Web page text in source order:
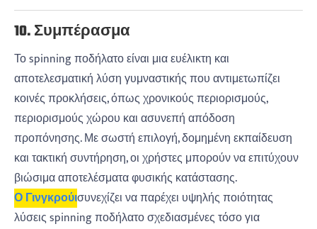
10. Συμπέρασμα
Το spinning ποδήλατο είναι μια ευέλικτη και
αποτελεσματική λύση γυμναστικής που αντιμετωπίζει
κοινές προκλήσεις, όπως χρονικούς περιορισμούς,
περιορισμούς χώρου και ασυνεπή απόδοση
προπόνησης. Με σωστή επιλογή, δομημένη εκπαίδευση
και τακτική συντήρηση, οι χρήστες μπορούν να επιτύχουν
βιώσιμα αποτελέσματα φυσικής κατάστασης.
Ο Γινγκρούισυνεχίζει να παρέχει υψηλής ποιότητας
λύσεις spinning ποδήλατο σχεδιασμένες τόσο για